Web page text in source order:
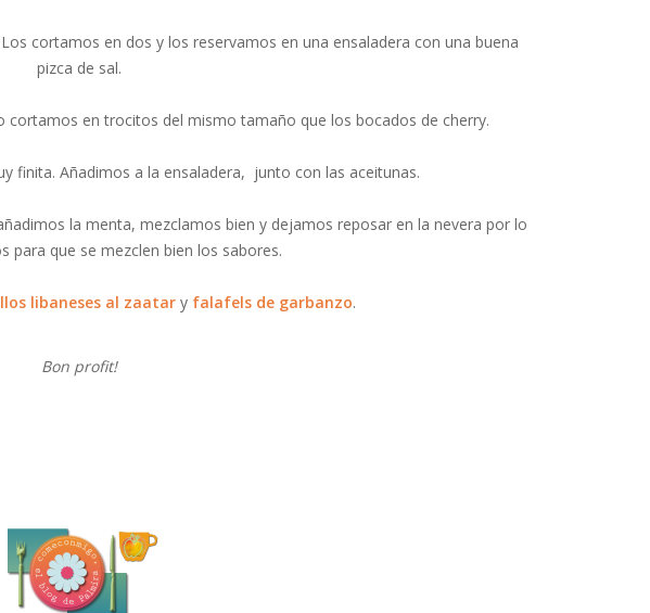
cortamos en dos y los reservamos en una ensaladera con una buena
pizca de sal.
cortamos en trocitos del mismo tamaño que los bocados de cherry.
finita. Añadimos a la ensaladera, junto con las aceitunas.
la menta, mezclamos bien y dejamos reposar en la nevera por lo
para que se mezclen bien los sabores.
libaneses al zaatary falafels de garbanzo.
Bon profit!